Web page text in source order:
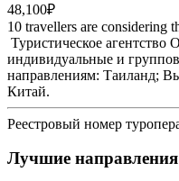
48,100₽
10 travellers are considering
Туристическое
индивидуальные и
направлениям: Таиланд;
Китай.
Реестровый номер
Лучшие направления